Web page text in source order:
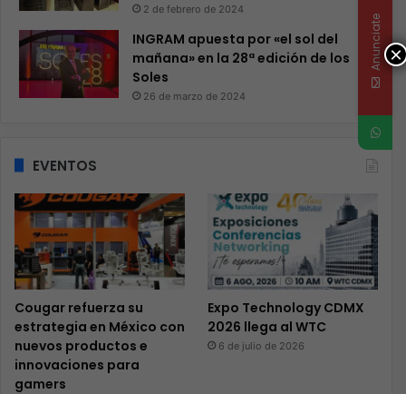
2 de febrero de 2024
INGRAM apuesta por «el sol del
mañana» en la 28ª edición de los
Soles
26 de marzo de 2024
EVENTOS
Cougar refuerza su
estrategia en México con
nuevos productos e
innovaciones para
gamers
Expo Technology CDMX
2026 llega al WTC
6 de julio de 2026
×
Anunciate